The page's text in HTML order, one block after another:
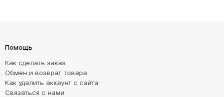
Помощь
Как сделать заказ
Обмен и возврат товара
Как удалить аккаунт с сайта
Связаться с нами